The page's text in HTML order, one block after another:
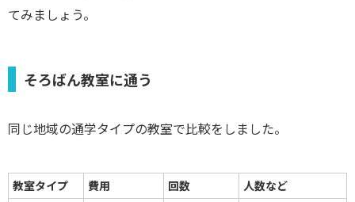
てみましょう。
そろばん教室に通う
同じ地域の通学タイプの教室で比較をしました。
教室タイプ 費用 回数
人数など